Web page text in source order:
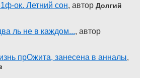
ок. Летний сон, автор Долгий
ль не в каждом..., автор
прОжита, занесена в анналы,